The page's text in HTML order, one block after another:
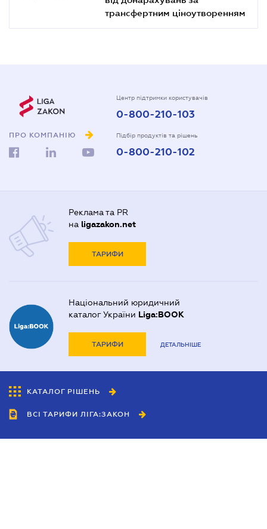
трансфертним ціноутворенням
ПРО КОМПАНІЮ
Центр підтримки користувачів
0-800-210-103
Підбір продуктів та рішень
0-800-210-102
Реклама та PR
на ligazakon.net
ТАРИФИ
Національний юридичний
каталог України Liga:BOOK
ТАРИФИ ДЕТАЛЬНІШЕ
КАТАЛОГ РІШЕНЬ
ВСІ ТАРИФИ ЛІГА:ЗАКОН